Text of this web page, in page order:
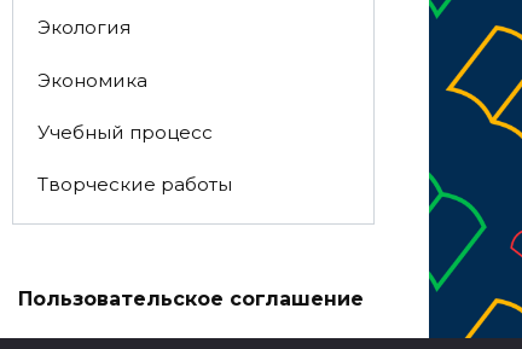
Экология
Экономика
Учебный процесс
Творческие работы
Пользовательское соглашение